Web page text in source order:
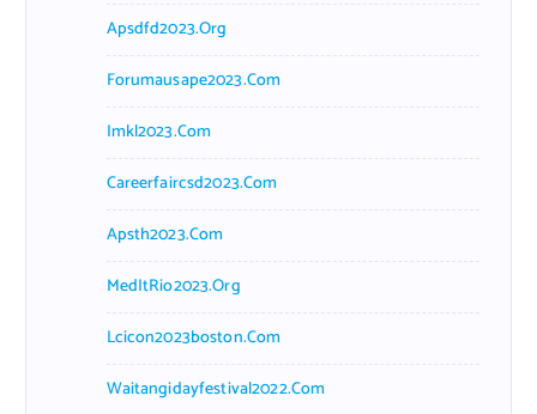
Apsdfd2023.org
Forumausape2023.com
Imkl2023.com
Careerfaircsd2023.com
Apsth2023.com
MedItRio2023.org
Lcicon2023boston.com
Waitangidayfestival2022.com